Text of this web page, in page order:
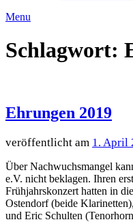
Menu
Schlagwort:
Ehrungen 2019
1. April
Über Nachwuchsmangel
e.V. nicht beklagen. Ihren
Frühjahrskonzert hatten in
Ostendorf (beide
und Eric Schulten